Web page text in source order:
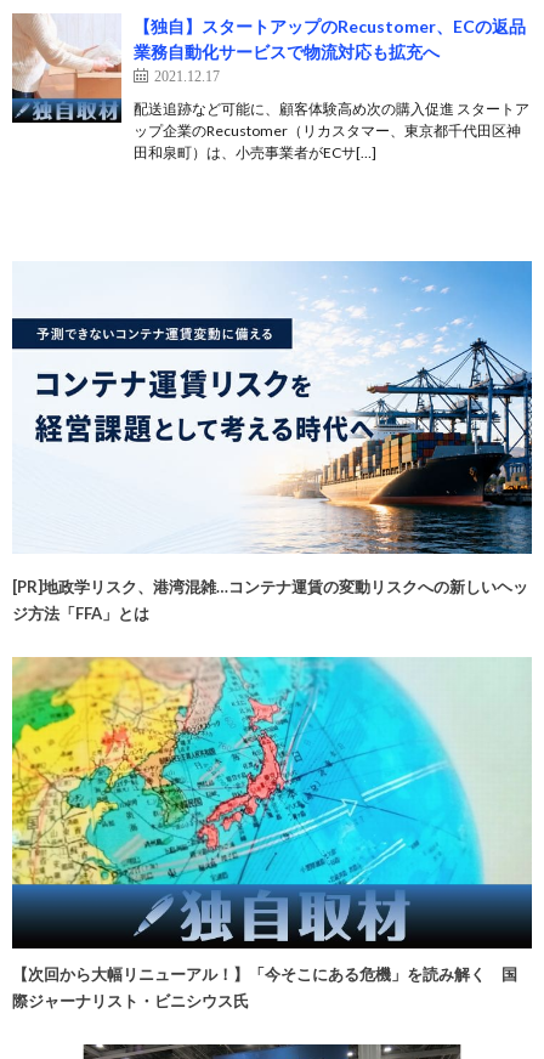
【独自】スタートアップのRecustomer、ECの返品
業務自動化サービスで物流対応も拡充へ
2021.12.17
配送追跡など可能に、顧客体験高め次の購入促進 スタートア
ップ企業のRecustomer（リカスタマー、東京都千代田区神
田和泉町）は、小売事業者がECサ[…]
[PR]地政学リスク、港湾混雑…コンテナ運賃の変動リスクへの新しいヘッ
ジ方法「FFA」とは
【次回から大幅リニューアル！】「今そこにある危機」を読み解く 国
際ジャーナリスト・ビニシウス氏